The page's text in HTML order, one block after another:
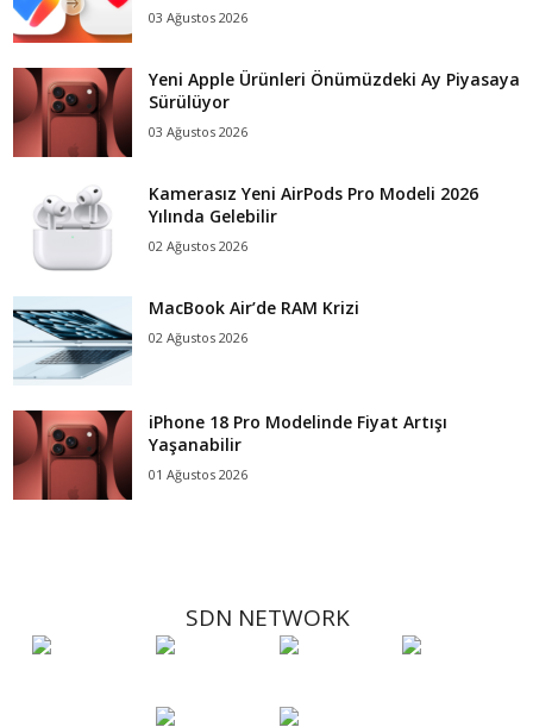
03 Ağustos 2026
Yeni Apple Ürünleri Önümüzdeki Ay Piyasaya
Sürülüyor
03 Ağustos 2026
Kamerasız Yeni AirPods Pro Modeli 2026
Yılında Gelebilir
02 Ağustos 2026
MacBook Air’de RAM Krizi
02 Ağustos 2026
iPhone 18 Pro Modelinde Fiyat Artışı
Yaşanabilir
01 Ağustos 2026
SDN NETWORK